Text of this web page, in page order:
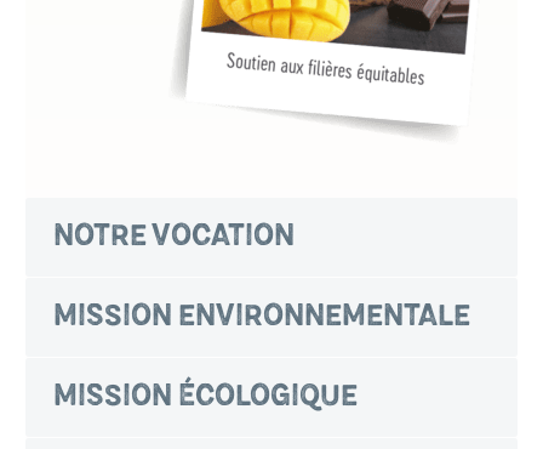
NOTRE VOCATION
MISSION ENVIRONNEMENTALE
MISSION ÉCOLOGIQUE